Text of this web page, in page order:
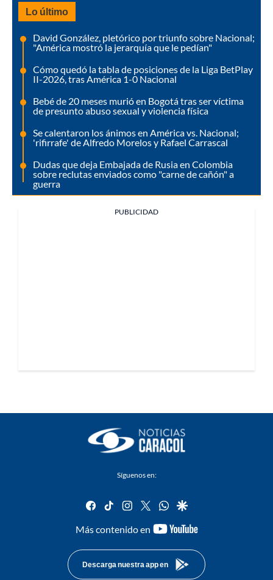
Lo último
David González, pletórico por triunfo sobre Nacional;
"América mostró la jerarquía que le pedían"
Cómo quedó la tabla de posiciones de la Liga BetPlay
II-2026, tras América 1-0 Nacional
Bebé de 20 meses murió en Bogotá tras ser víctima
de presunto abuso sexual y violencia física
Se calentaron los ánimos en América vs. Nacional;
'rifirrafe' de Alfredo Morelos y Rafael Carrascal
Dudas que deja Embajada de Rusia en Colombia
sobre reclutas enviados como "carne de cañón" a
guerra
PUBLICIDAD
Síguenos en:
facebook
tiktok instagram
twitterwhatsapp
google
Más contenido en
youtube-
Descarga nuestra app en